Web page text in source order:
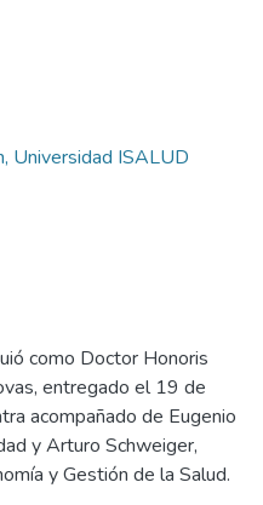
Universidad ISALUD
como Doctor Honoris
entregado el 19 de
acompañado de Eugenio
y Arturo Schweiger,
y Gestión de la Salud.